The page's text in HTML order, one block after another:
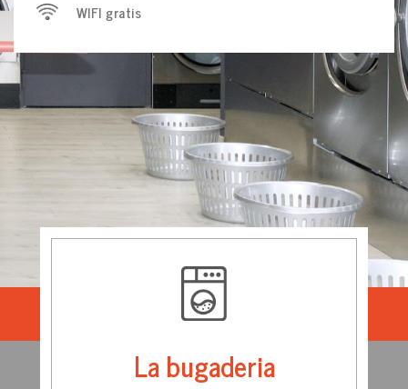
WIFIgratis
La bugaderia